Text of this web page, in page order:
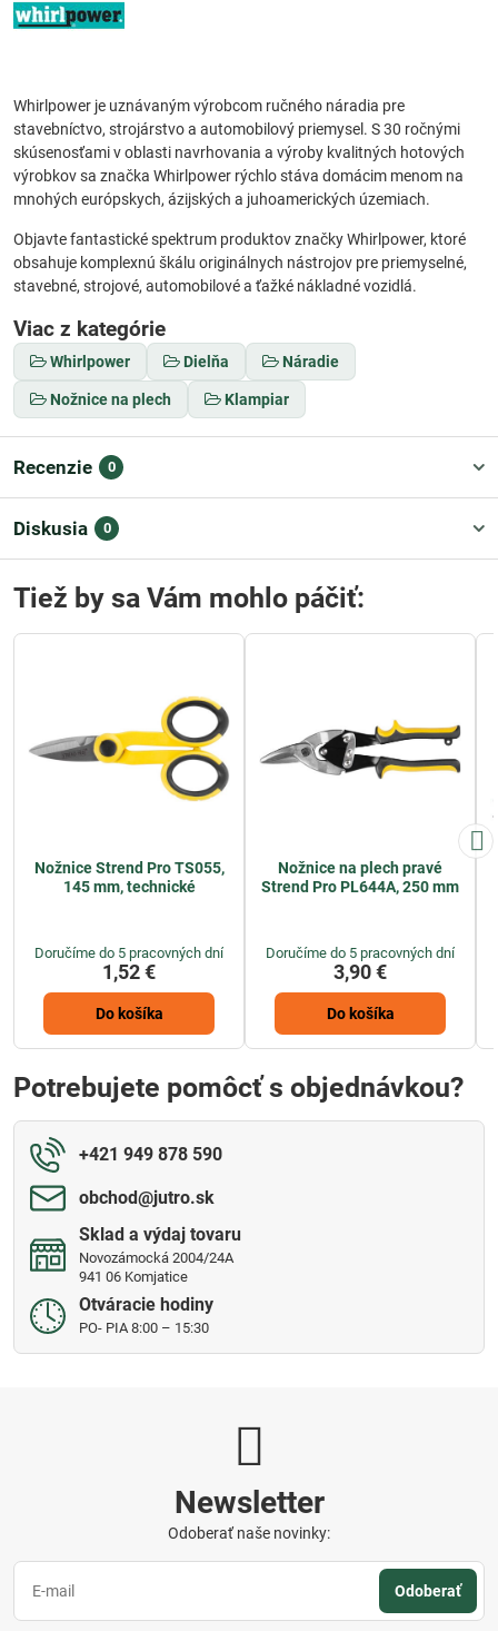
Whirlpower je uznávaným výrobcom ručného náradia pre
stavebníctvo, strojárstvo a automobilový priemysel. S 30 ročnými
skúsenosťami v oblasti navrhovania a výroby kvalitných hotových
výrobkov sa značka Whirlpower rýchlo stáva domácim menom na
mnohých európskych, ázijských a juhoamerických územiach.
Objavte fantastické spektrum produktov značky Whirlpower, ktoré
obsahuje komplexnú škálu originálnych nástrojov pre priemyselné,
stavebné, strojové, automobilové a ťažké nákladné vozidlá.
Viac z kategórie
Whirlpower Dielňa Náradie
Nožnice na plech Klampiar
Recenzie 0
Diskusia 0
Tiež by sa Vám mohlo páčiť:
Nožnice Strend Pro TS055,
145 mm, technické
Doručíme do 5 pracovných dní
1,52 €
Do košíka
Nožnice na plech pravé
Strend Pro PL644A, 250 mm
Doručíme do 5 pracovných dní
3,90 €
Do košíka
Potrebujete pomôcť s objednávkou?
+421 949 878 590
obchod​@jutro​.sk
Sklad a výdaj tovaru
Novozámocká 2004/24A
941 06 Komjatice
Otváracie hodiny
PO- PIA 8:00 – 15:30
Newsletter
Odoberať naše novinky:
Odoberať